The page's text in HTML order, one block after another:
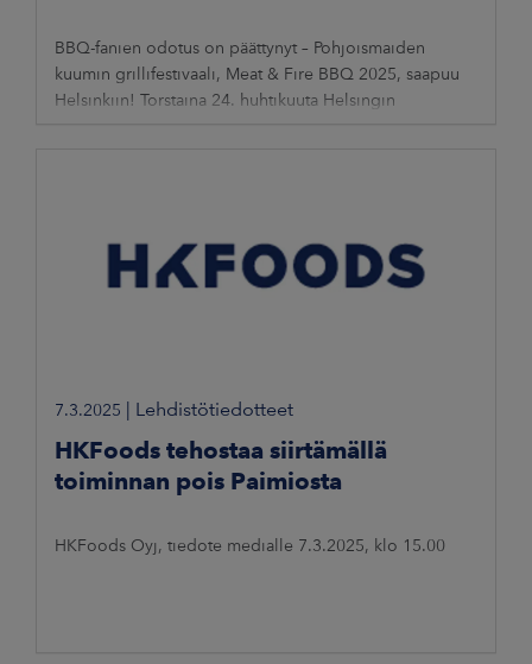
BBQ-fanien odotus on päättynyt – Pohjoismaiden
kuumin grillifestivaali, Meat & Fire BBQ 2025, saapuu
Helsinkiin! Torstaina 24. huhtikuuta Helsingin
7.3.2025 Lehdistötiedotteet
HKFoods tehostaa siirtämällä
toiminnan pois Paimiosta
HKFoods Oyj, tiedote medialle 7.3.2025, klo 15.00